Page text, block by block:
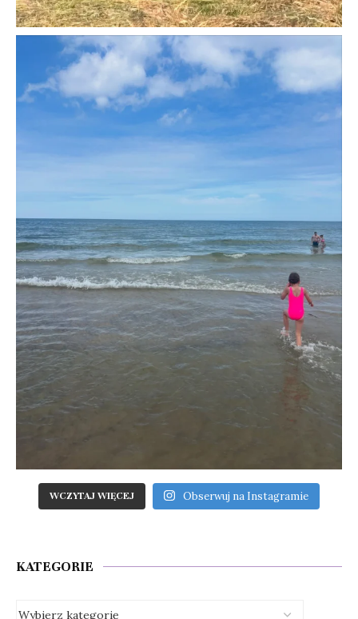
WCZYTAJ WIĘCEJ Obserwuj na Instagramie
KATEGORIE